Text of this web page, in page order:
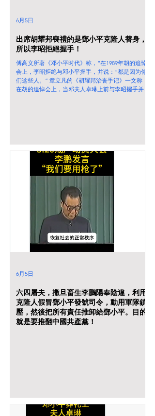
出席胡耀邦喪禮的是鄧小平克隆人替身，
所以李昭拒絕握手！
傅高义所著《邓小平时代》称，“在1989年胡的追悼
会上，李昭拒绝与邓小平握手，并说：“都是因为你
们这些人。” 章立凡的《胡耀邦治丧手记》一文称，
在胡的追悼会上，当邓夫人卓琳上前与李昭握手并请
6月5日
六四屠夫，撒旦畜生李鵬陽奉陰違，利用
克隆人假冒鄧小平發號司令，動用軍隊鎮
壓，然後把所有責任推卸給鄧小平。目的
就是要推翻中國共產黨！
6月5日